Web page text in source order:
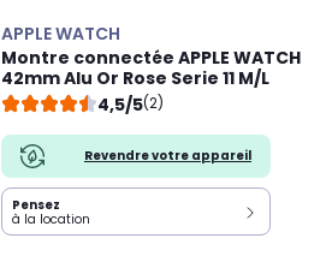
APPLE WATCH
Montre connectée APPLE WATCH
42mm Alu Or Rose Serie 11 M/L
4,5/5(2)
Revendre votre appareil
Pensez
à la location